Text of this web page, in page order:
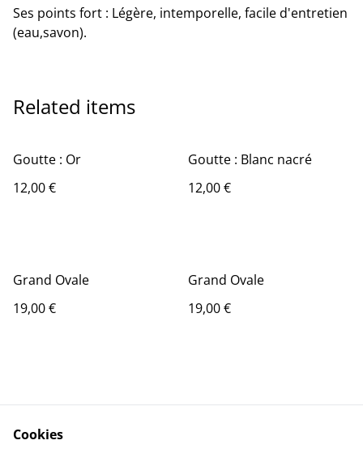
Ses points fort : Légère, intemporelle, facile d'entretien
(eau,savon).
Related items
Goutte : Or
12,00 €
Goutte : Blanc nacré
12,00 €
Grand Ovale
19,00 €
Grand Ovale
19,00 €
Cookies